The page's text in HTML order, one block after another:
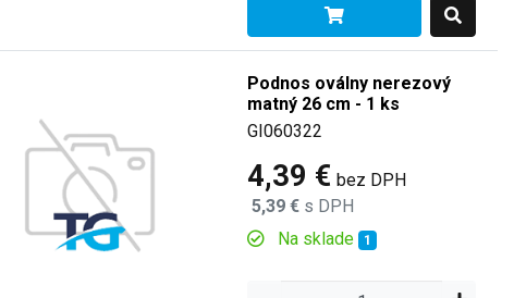
Podnos oválny nerezový
matný 26 cm - 1 ks
GI060322
4,39 € bez DPH
5,39 € s DPH
Na sklade 1